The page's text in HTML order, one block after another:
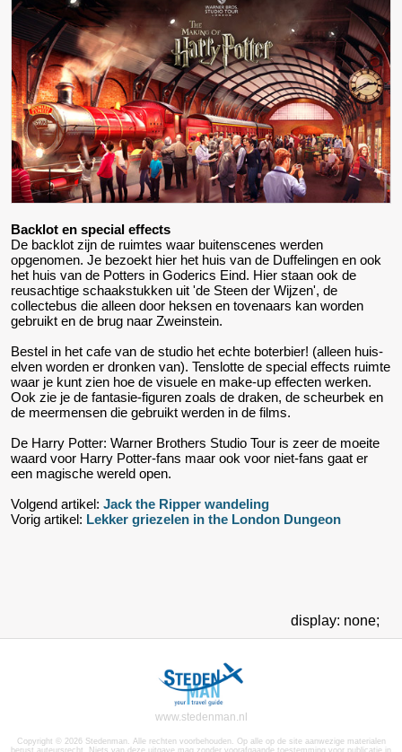
Backlot en special effects
De backlot zijn de ruimtes waar buitenscenes werden
opgenomen. Je bezoekt hier het huis van de Duffelingen en ook
het huis van de Potters in Goderics Eind. Hier staan ook de
reusachtige schaakstukken uit 'de Steen der Wijzen', de
collectebus die alleen door heksen en tovenaars kan worden
gebruikt en de brug naar Zweinstein.
Bestel in het cafe van de studio het echte boterbier! (alleen huis-
elven worden er dronken van). Tenslotte de special effects ruimte
waar je kunt zien hoe de visuele en make-up effecten werken.
Ook zie je de fantasie-figuren zoals de draken, de scheurbek en
de meermensen die gebruikt werden in de films.
De Harry Potter: Warner Brothers Studio Tour is zeer de moeite
waard voor Harry Potter-fans maar ook voor niet-fans gaat er
een magische wereld open.
Volgend artikel: Jack the Ripper wandeling
Vorig artikel: Lekker griezelen in the London Dungeon
display: none;
www.stedenman.nl
Copyright © 2026 Stedenman. Alle rechten voorbehouden. Op alle op de site aanwezige materialen
berust auteursrecht. Niets van deze uitgave mag zonder voorafgaande toestemming voor publicatie in